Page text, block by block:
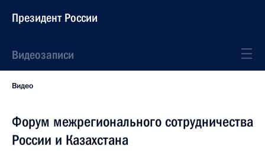
Президент России
Видеозаписи
Видео
Форум межрегионального сотрудничества
России и Казахстана